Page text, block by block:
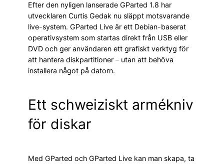
Efter den nyligen lanserade GParted 1.8 har
utvecklaren Curtis Gedak nu släppt motsvarande
live-system. GParted Live är ett Debian-baserat
operativsystem som startas direkt från USB eller
DVD och ger användaren ett grafiskt verktyg för
att hantera diskpartitioner – utan att behöva
installera något på datorn.
Ett schweiziskt armékniv
för diskar
Med GParted och GParted Live kan man skapa, ta